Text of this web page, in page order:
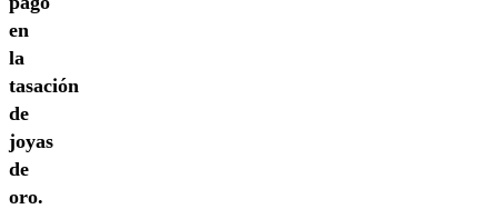
en
la
tasación
de
joyas
de
oro.